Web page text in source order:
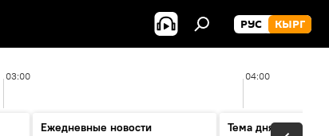
РУС КЫРГ
03:00 04:00
Ежедневные новости
Тема дня